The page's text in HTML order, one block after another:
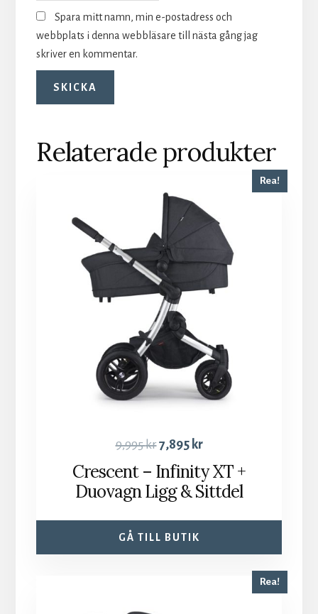
Spara mitt namn, min e-postadress och
webbplats i denna webbläsare till nästa gång jag
skriver en kommentar.
Relaterade produkter
Rea!
9,995kr7,895 kr
Crescent – Infinity XT +
Duovagn Ligg & Sittdel
GÅ TILL BUTIK
Rea!